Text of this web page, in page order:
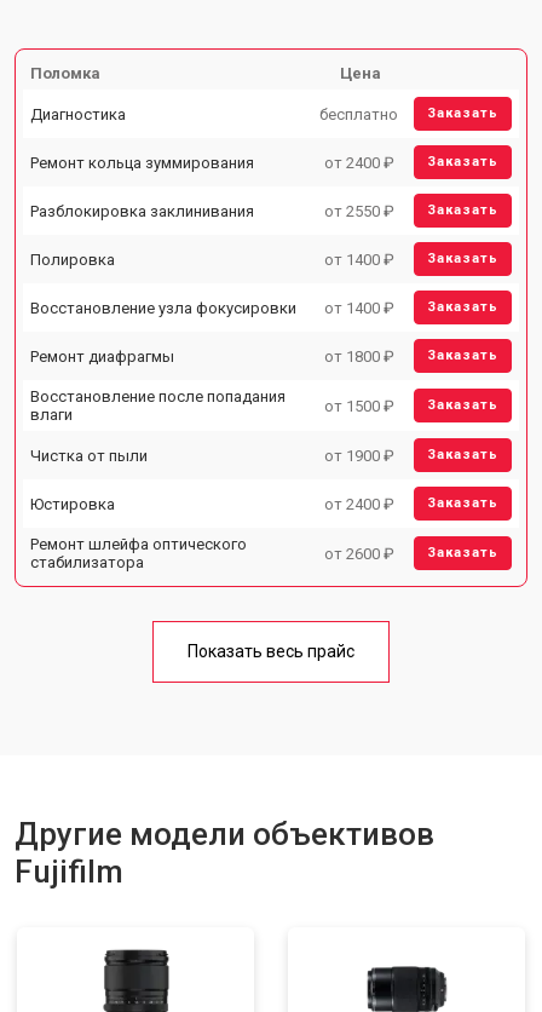
Поломка Цена
Диагностика бесплатно Заказать
Ремонт кольца зуммирования от 2400 ₽ Заказать
Разблокировка заклинивания от 2550 ₽ Заказать
Полировка от 1400 ₽ Заказать
Восстановление узла фокусировки от 1400 ₽ Заказать
Ремонт диафрагмы от 1800 ₽ Заказать
Восстановление после попадания
влаги
от 1500 ₽ Заказать
Чистка от пыли от 1900 ₽ Заказать
Юстировка от 2400 ₽ Заказать
Ремонт шлейфа оптического
стабилизатора
от 2600 ₽ Заказать
Показать весь прайс
Другие модели объективов
Fujifilm